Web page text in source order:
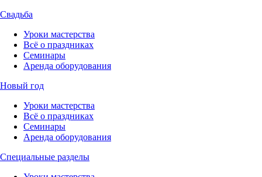
Свадьба
Уроки мастерства
Всё о праздниках
Семинары
Аренда оборудования
Новый год
Уроки мастерства
Всё о праздниках
Семинары
Аренда оборудования
Специальные разделы